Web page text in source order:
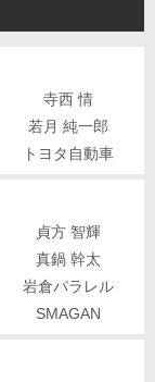
寺西 情
若月 純一郎
トヨタ自動車
貞方 智輝
真鍋 幹太
岩倉パラレル
SMAGAN